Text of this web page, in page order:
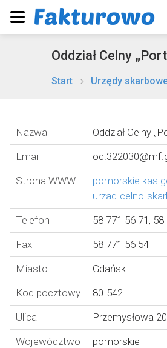
Oddział Celny
Start Urzędy
Nazwa
Oddział Celny
Email
Strona WWW
urzad-celno-
Telefon
58 771 56 71,
Fax
58 771 56 54
Miasto
Gdańsk
Kod pocztowy
80-542
Ulica
Przemysłowa 20
Województwo
pomorskie